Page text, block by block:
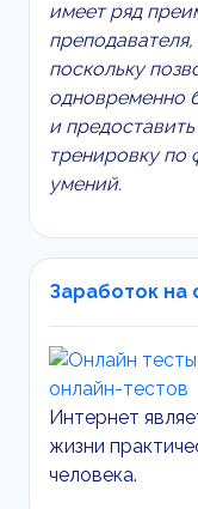
имеет ряд
поскольку
одновременно
и
тренировку
умений.
Заработок на
Интернет
жизни
человека.